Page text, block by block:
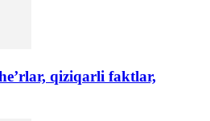
qiziqarli faktlar,